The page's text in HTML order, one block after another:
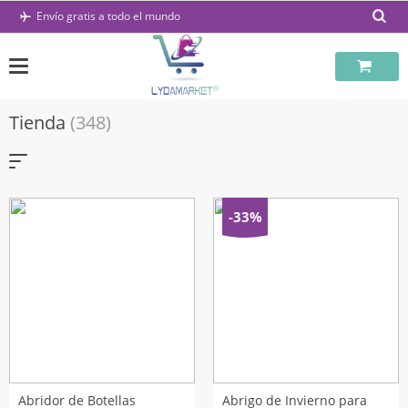
Saltar
Envío gratis a todo el mundo
Tienda (348)
Abridor de Botellas
-33%
Abrigo de Invierno para